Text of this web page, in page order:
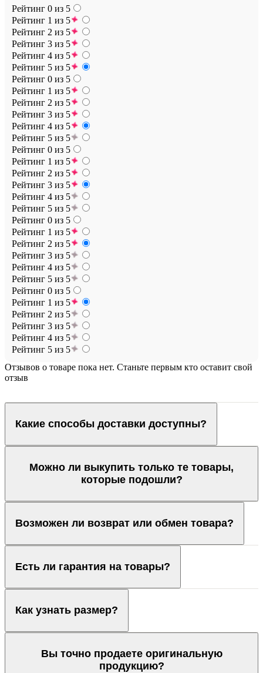
Рейтинг 0 из 5
Рейтинг 1 из 5
Рейтинг 2 из 5
Рейтинг 3 из 5
Рейтинг 4 из 5
Рейтинг 5 из 5
Рейтинг 0 из 5
Рейтинг 1 из 5
Рейтинг 2 из 5
Рейтинг 3 из 5
Рейтинг 4 из 5
Рейтинг 5 из 5
Рейтинг 0 из 5
Рейтинг 1 из 5
Рейтинг 2 из 5
Рейтинг 3 из 5
Рейтинг 4 из 5
Рейтинг 5 из 5
Рейтинг 0 из 5
Рейтинг 1 из 5
Рейтинг 2 из 5
Рейтинг 3 из 5
Рейтинг 4 из 5
Рейтинг 5 из 5
Рейтинг 0 из 5
Рейтинг 1 из 5
Рейтинг 2 из 5
Рейтинг 3 из 5
Рейтинг 4 из 5
Рейтинг 5 из 5
Отзывов о товаре пока нет. Станьте первым кто оставит свой
отзыв
Какие способы доставки доступны?
Можно ли выкупить только те товары,
которые подошли?
Возможен ли возврат или обмен товара?
Есть ли гарантия на товары?
Как узнать размер?
Вы точно продаете оригинальную
продукцию?